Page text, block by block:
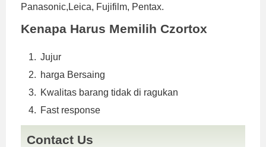
Panasonic,Leica, Fujifilm, Pentax.
Kenapa Harus Memilih Czortox
Jujur
harga Bersaing
Kwalitas barang tidak di ragukan
Fast response
Contact Us